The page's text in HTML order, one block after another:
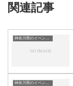
関連記事
神奈川県のイベント会場一覧
神奈川県のイベント会場一覧